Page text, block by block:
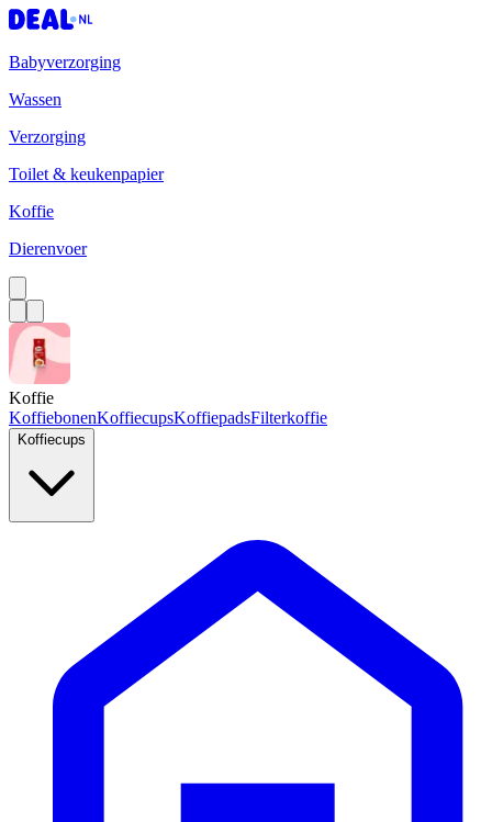
Babyverzorging
Wassen
Verzorging
Toilet & keukenpapier
Koffie
Dierenvoer
Koffie
KoffiebonenKoffiecupsKoffiepadsFilterkoffie
Koffiecups